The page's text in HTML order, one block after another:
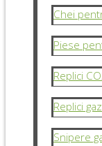
Chei
Piese
Replici
Replici gaz
Snipere